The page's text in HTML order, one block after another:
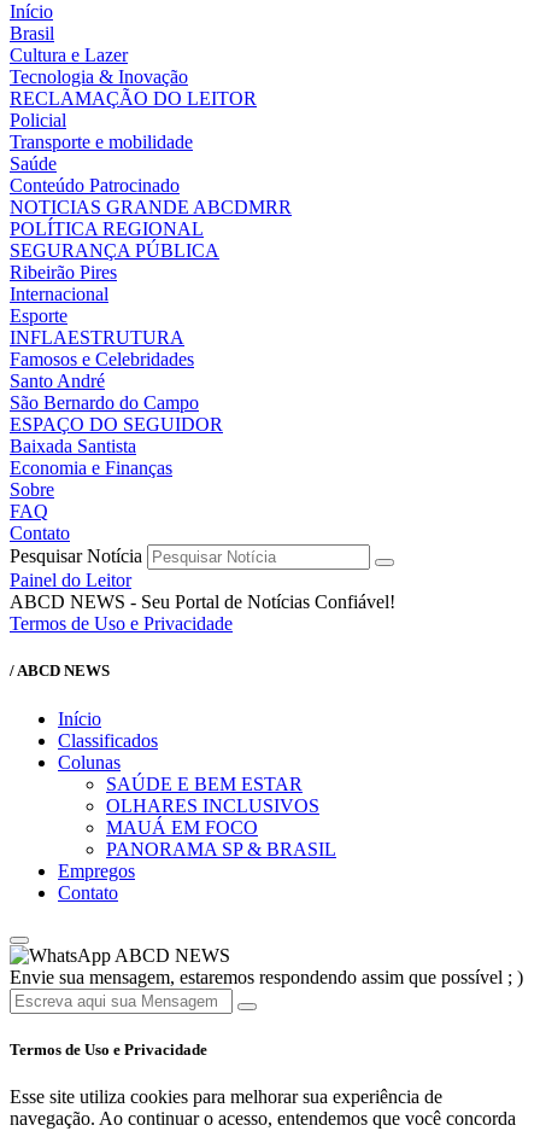
Início
Brasil
Cultura e Lazer
Tecnologia & Inovação
RECLAMAÇÃO DO LEITOR
Policial
Transporte e mobilidade
Saúde
Conteúdo Patrocinado
NOTICIAS GRANDE ABCDMRR
POLÍTICA REGIONAL
SEGURANÇA PÚBLICA
Ribeirão Pires
Internacional
Esporte
INFLAESTRUTURA
Famosos e Celebridades
Santo André
São Bernardo do Campo
ESPAÇO DO SEGUIDOR
Baixada Santista
Economia e Finanças
Sobre
FAQ
Contato
Pesquisar Notícia
Painel do Leitor
ABCD NEWS - Seu Portal de Notícias Confiável!
Termos de Uso e Privacidade
/ ABCD NEWS
Início
Classificados
Colunas
SAÚDE E BEM ESTAR
OLHARES INCLUSIVOS
MAUÁ EM FOCO
PANORAMA SP & BRASIL
Empregos
Contato
ABCD NEWS
Envie sua mensagem, estaremos respondendo assim que possível ; )
Termos de Uso e Privacidade
Esse site utiliza cookies para melhorar sua experiência de
navegação. Ao continuar o acesso, entendemos que você concorda